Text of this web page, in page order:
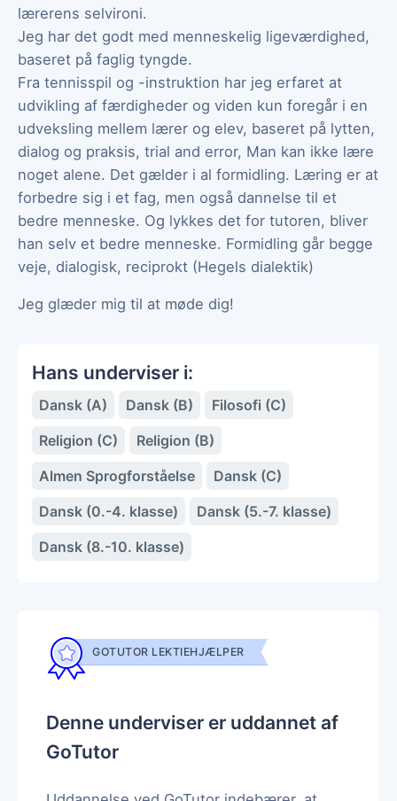
lærerens selvironi.
Jeg har det godt med menneskelig ligeværdighed,
baseret på faglig tyngde.
Fra tennisspil og -instruktion har jeg erfaret at
udvikling af færdigheder og viden kun foregår i en
udveksling mellem lærer og elev, baseret på lytten,
dialog og praksis, trial and error, Man kan ikke lære
noget alene. Det gælder i al formidling. Læring er at
forbedre sig i et fag, men også dannelse til et
bedre menneske. Og lykkes det for tutoren, bliver
han selv et bedre menneske. Formidling går begge
veje, dialogisk, reciprokt (Hegels dialektik)
Jeg glæder mig til at møde dig!
Hans underviser i:
Dansk (A) Dansk (B)
Filosofi (C)
Religion (C)
Religion (B)
Almen Sprogforståelse
Dansk (C)
Dansk (0.-4. klasse)
Dansk (5.-7. klasse)
Dansk (8.-10. klasse)
GOTUTOR LEKTIEHJÆLPER
Denne underviser er uddannet af
GoTutor